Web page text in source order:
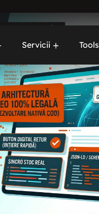
Servicii
Servicii de
urgență
Mentenanță
Content
Marketing
Web
development
Tools